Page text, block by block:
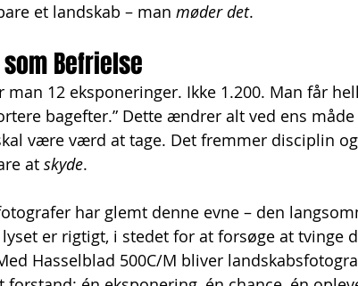
et landskab – man møder det.
Befrielse
man 12 eksponeringer. Ikke 1.200. Man får
bagefter.” Dette ændrer alt ved ens
være værd at tage. Det fremmer disciplin
at skyde.
har glemt denne evne – den
er rigtigt, i stedet for at forsøge at tvinge
Hasselblad 500C/M bliver